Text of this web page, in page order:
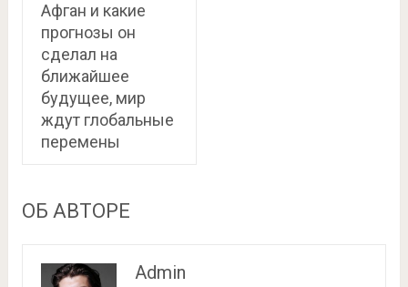
Афган и какие
прогнозы он
сделал на
ближайшее
будущее, мир
ждут глобальные
перемены
ОБ АВТОРЕ
Admin